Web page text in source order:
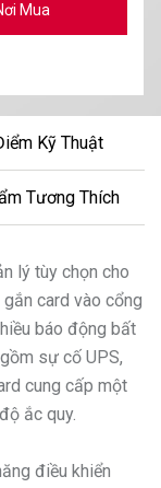
Mua
Kỹ Thuật
Tương Thích
lý tùy chọn cho
card vào cổng
báo động bất
sự cố UPS,
cung cấp một
ắc quy.
điều khiển